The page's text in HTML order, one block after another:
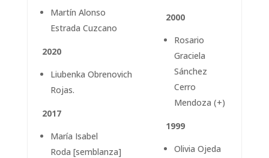
Martín Alonso
Estrada Cuzcano
2020
Liubenka Obrenovich
Rojas.
2017
María Isabel
Roda [semblanza]
2000
Rosario
Graciela
Sánchez
Cerro
Mendoza (+)
1999
Olivia Ojeda